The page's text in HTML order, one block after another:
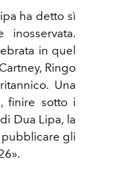
ha detto sì
in quel
Ringo
Una
finire sotto i
Dua Lipa, la
pubblicare gli